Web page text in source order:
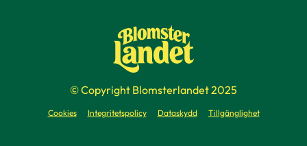
Köp- och leveransvillkor
Företag
© Copyright Blomsterlandet 2025
Cookies Integritetspolicy Dataskydd Tillgänglighet